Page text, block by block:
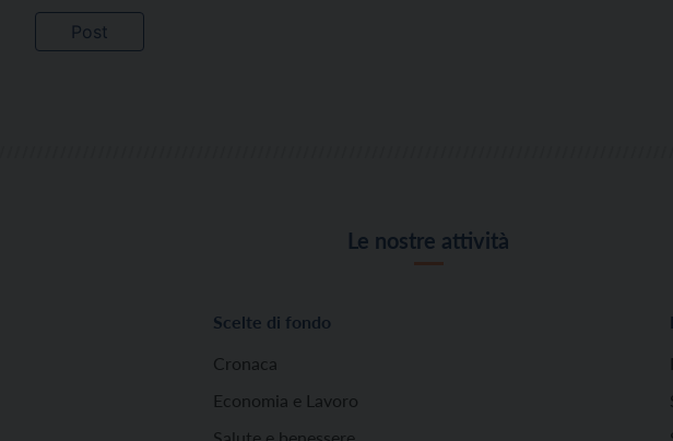
Le nostre attività
Scelte di fondo
Cronaca
Economia e Lavoro